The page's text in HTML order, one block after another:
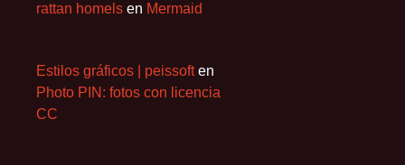
rattan homels en Mermaid
Estilos gráficos | peissoften
Photo PIN: fotos con licencia
CC